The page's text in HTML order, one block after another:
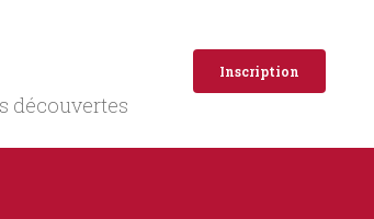
découvertes
Inscription